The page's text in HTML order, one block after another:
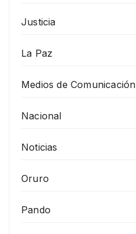
Justicia
La Paz
Medios de Comunicación
Nacional
Noticias
Oruro
Pando